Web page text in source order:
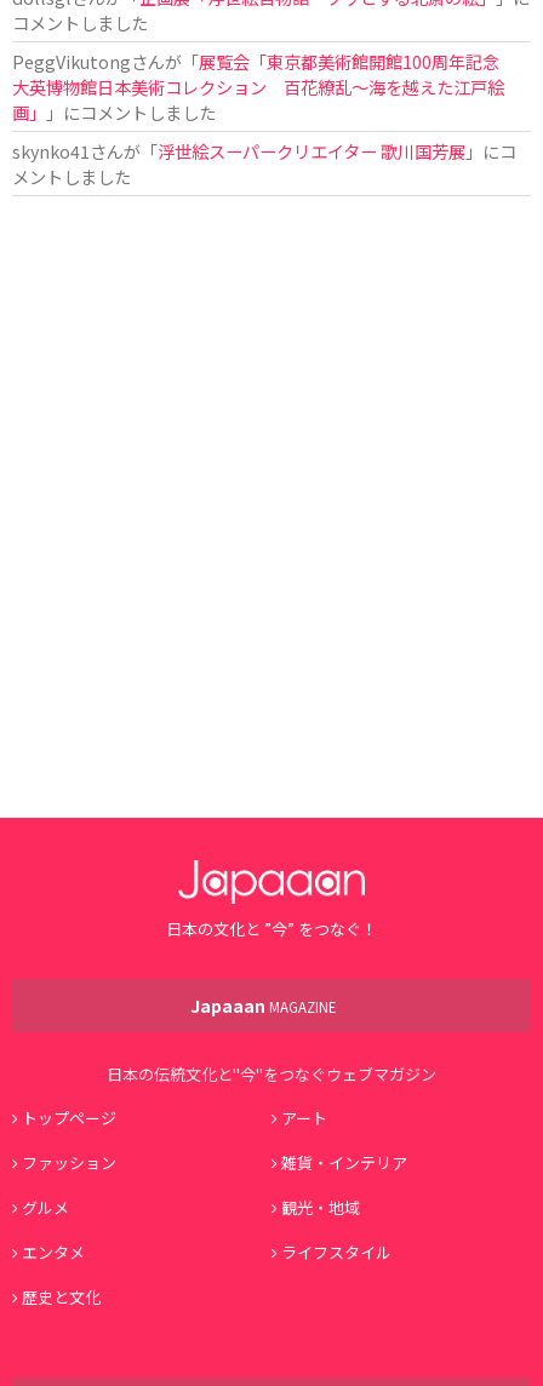
コメントしました
PeggVikutongさんが「展覧会「東京都美術館開館100周年記念
大英博物館日本美術コレクション 百花繚乱〜海を越えた江戸絵
画」
」にコメントしました
skynko41 さんが「浮世絵スーパークリエイター 歌川国芳展 」にコ
メントしました
日本の文化と ”今” をつなぐ！
Japaaan MAGAZINE
日本の伝統文化と"今"をつなぐウェブマガジン
トップページ
アート
ファッション
雑貨・インテリア
グルメ
観光・地域
エンタメ
ライフスタイル
歴史と文化